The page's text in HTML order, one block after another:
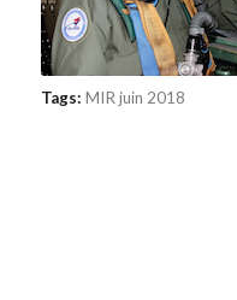
Tags: MIR juin 2018